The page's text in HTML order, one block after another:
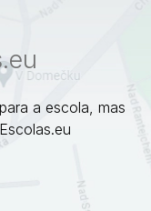
a escola, mas